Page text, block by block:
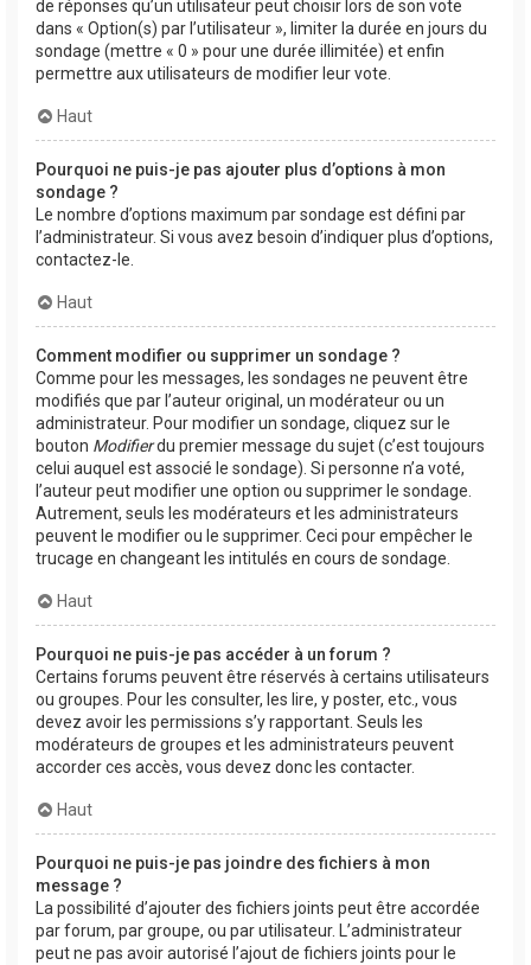
de réponses qu’un utilisateur peut choisir lors de son vote
dans « Option(s) par l’utilisateur », limiter la durée en jours du
sondage (mettre « 0 » pour une durée illimitée) et enfin
permettre aux utilisateurs de modifier leur vote.
Haut
Pourquoi ne puis-je pas ajouter plus d’options à mon
sondage ?
Le nombre d’options maximum par sondage est défini par
l’administrateur. Si vous avez besoin d’indiquer plus d’options,
contactez-le.
Haut
Comment modifier ou supprimer un sondage ?
Comme pour les messages, les sondages ne peuvent être
modifiés que par l’auteur original, un modérateur ou un
administrateur. Pour modifier un sondage, cliquez sur le
bouton Modifierdu premier message du sujet (c’est toujours
celui auquel est associé le sondage). Si personne n’a voté,
l’auteur peut modifier une option ou supprimer le sondage.
Autrement, seuls les modérateurs et les administrateurs
peuvent le modifier ou le supprimer. Ceci pour empêcher le
trucage en changeant les intitulés en cours de sondage.
Haut
Pourquoi ne puis-je pas accéder à un forum ?
Certains forums peuvent être réservés à certains utilisateurs
ou groupes. Pour les consulter, les lire, y poster, etc., vous
devez avoir les permissions s’y rapportant. Seuls les
modérateurs de groupes et les administrateurs peuvent
accorder ces accès, vous devez donc les contacter.
Haut
Pourquoi ne puis-je pas joindre des fichiers à mon
message ?
La possibilité d’ajouter des fichiers joints peut être accordée
par forum, par groupe, ou par utilisateur. L’administrateur
peut ne pas avoir autorisé l’ajout de fichiers joints pour le